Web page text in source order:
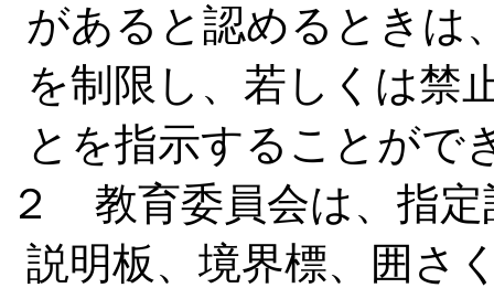
があると認めるときは
を制限し、若しくは禁
とを指示することがで
２ 教育委員会は、指定
説明板、境界標、囲さ